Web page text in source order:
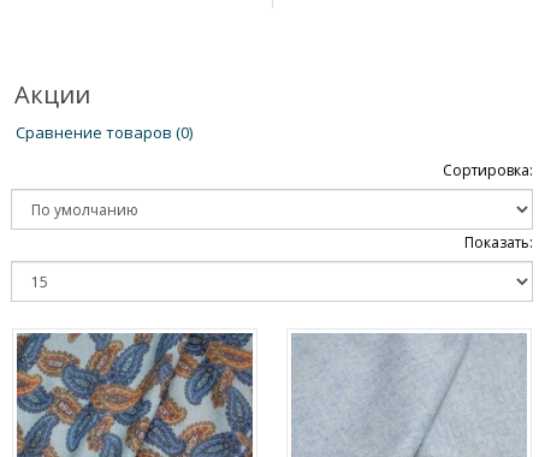
Акции
Сравнение товаров (0)
Сортировка:
Показать: